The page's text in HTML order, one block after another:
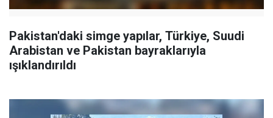
Pakistan'daki simge yapılar, Türkiye, Suudi
Arabistan ve Pakistan bayraklarıyla
ışıklandırıldı